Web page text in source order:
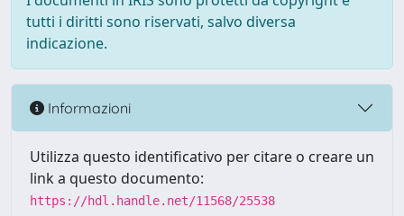
tutti i diritti sono riservati, salvo diversa
indicazione.
Informazioni
Utilizza questo identificativo per citare o creare un
link a questo documento:
https://hdl.handle.net/11568/25538